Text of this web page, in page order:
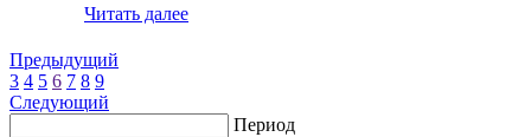
Читать далее
Предыдущий
3 4 5 6 7 8 9
Следующий
Период